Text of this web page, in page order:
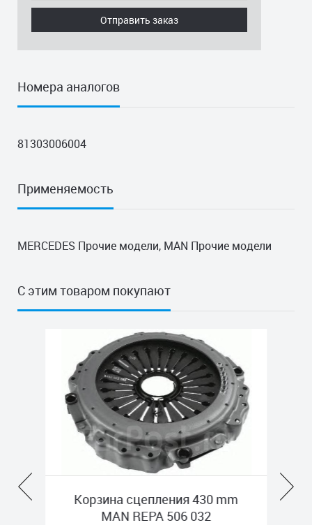
Отправить заказ
Номера аналогов
81303006004
Применяемость
MERCEDES Прочие модели, MAN Прочие модели
С этим товаром покупают
Корзина сцепления 430 mm
MAN REPA 506 032